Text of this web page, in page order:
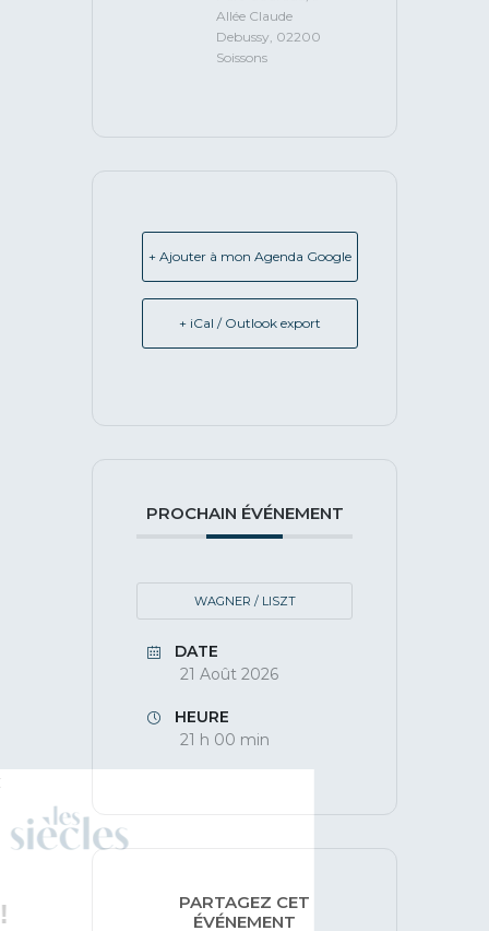
Allée Claude
Debussy, 02200
Soissons
+ Ajouter à mon Agenda Google
+ iCal / Outlook export
PROCHAIN ÉVÉNEMENT
WAGNER / LISZT
DATE
21 Août 2026
HEURE
21 h 00 min
PARTAGEZ CET
ÉVÉNEMENT